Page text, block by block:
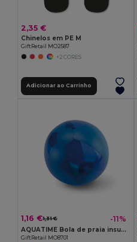
2,35 €
Chinelos em PE M
GiftRetail MO2587
+2 CORES
Adicionar ao Carrinho
1,16 €1,31 € -11%
AQUATIME Bola de praia insuflável
GiftRetail MO8701